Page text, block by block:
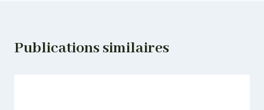
Publications similaires